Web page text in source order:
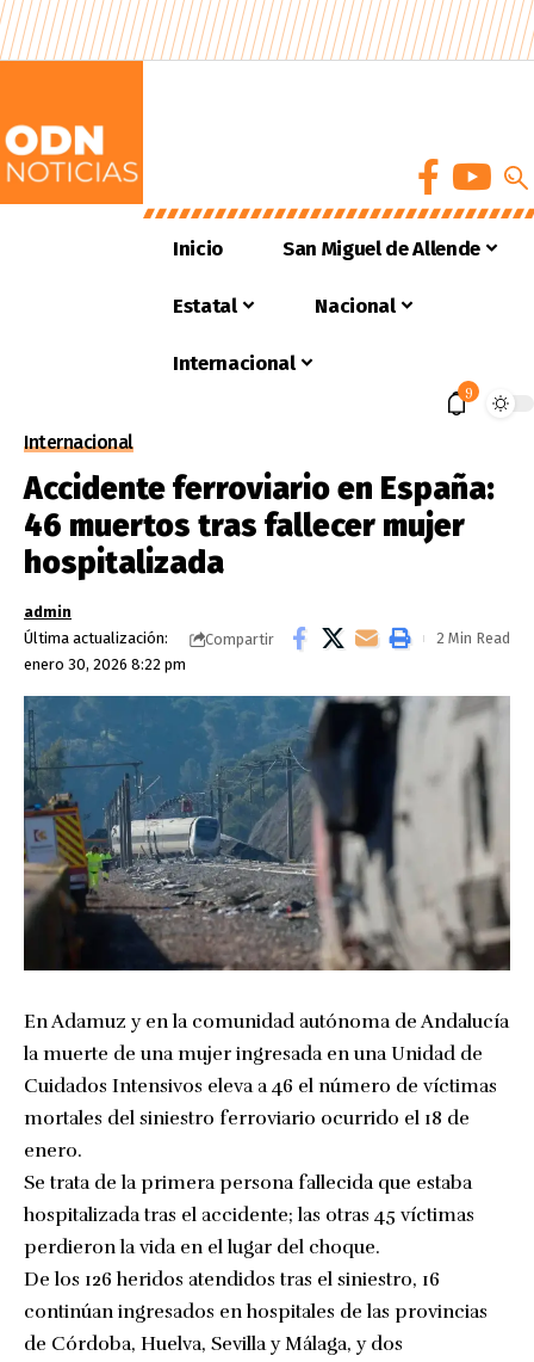
Inicio San Miguel de Allende
Estatal Nacional
Internacional
9
Internacional
Accidente ferroviario en España:
46 muertos tras fallecer mujer
hospitalizada
Última actualización:
enero 30, 2026 8:22 pm
admin
Compartir
2 Min Read
En Adamuz y en la comunidad autónoma de Andalucía
la muerte de una mujer ingresada en una Unidad de
Cuidados Intensivos eleva a 46 el número de víctimas
mortales del siniestro ferroviario ocurrido el 18 de
enero.
Se trata de la primera persona fallecida que estaba
hospitalizada tras el accidente; las otras 45 víctimas
perdieron la vida en el lugar del choque.
De los 126 heridos atendidos tras el siniestro, 16
continúan ingresados en hospitales de las provincias
de Córdoba, Huelva, Sevilla y Málaga, y dos